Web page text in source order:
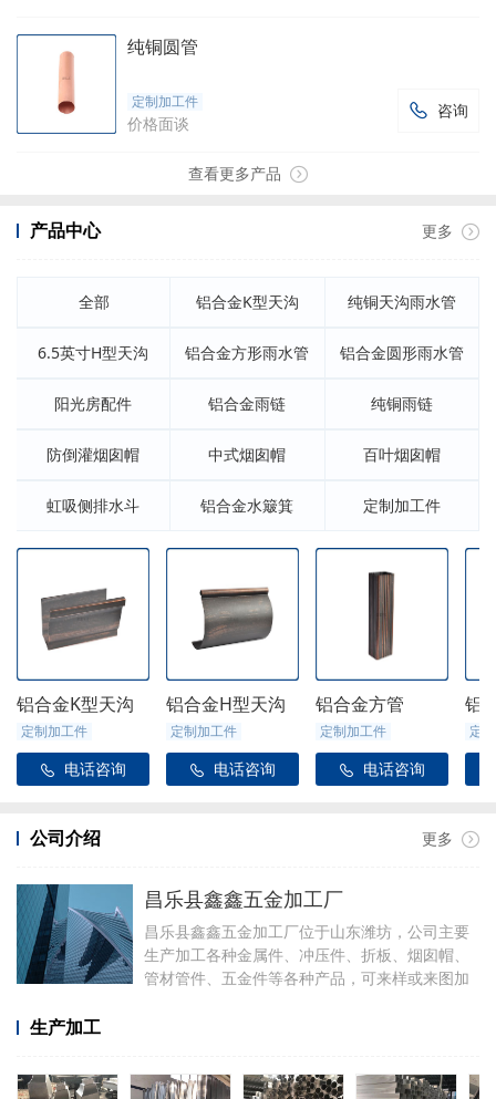
纯铜圆管
 咨询
定制加工件
价格面谈
查看更多产品
更多
产品中心
全部 铝合金K型天沟 纯铜天沟雨水管
6.5英寸H型天沟 铝合金方形雨水管 铝合金圆形雨水管
阳光房配件 铝合金雨链 纯铜雨链
防倒灌烟囱帽 中式烟囱帽 百叶烟囱帽
虹吸侧排水斗 铝合金水簸箕 定制加工件
铝合金K型天沟
定制加工件
 电话咨询
铝合金H型天沟
定制加工件
 电话咨询
铝合金方管
定制加工件
 电话咨询
铝
定
更多
公司介绍
昌乐县鑫鑫五金加工厂
昌乐县鑫鑫五金加工厂位于山东潍坊，公司主要
生产加工各种金属件、冲压件、折板、烟囱帽、
管材管件、五金件等各种产品，可来样或来图加
件、金属雨链、定制烟囱帽、虹吸雨水斗、侧排
雨水斗、水簸箕、阴脊瓦、不锈钢透气帽等。公
生产加工